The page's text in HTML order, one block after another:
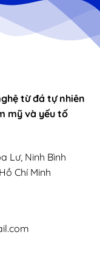
từ đá tự nhiên
mỹ và yếu tố
Lư, Ninh Bình
Chí Minh